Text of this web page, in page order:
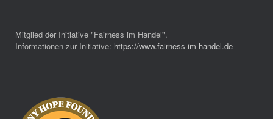
Mitglied der Initiative "Fairness im Handel".
Informationen zur Initiative: https://www.fairness-im-handel.de